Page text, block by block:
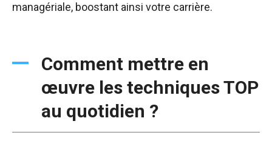
managériale, boostant ainsi votre carrière.
Comment mettre en
œuvre les techniques TOP
au quotidien ?